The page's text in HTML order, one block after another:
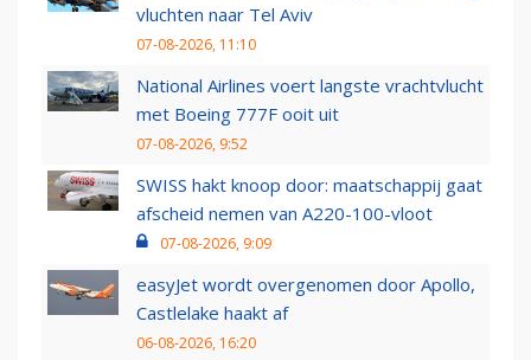
vluchten naar Tel Aviv
07-08-2026, 11:10
National Airlines voert langste vrachtvlucht
met Boeing 777F ooit uit
07-08-2026, 9:52
SWISS hakt knoop door: maatschappij gaat
afscheid nemen van A220-100-vloot
07-08-2026, 9:09
easyJet wordt overgenomen door Apollo,
Castlelake haakt af
06-08-2026, 16:20